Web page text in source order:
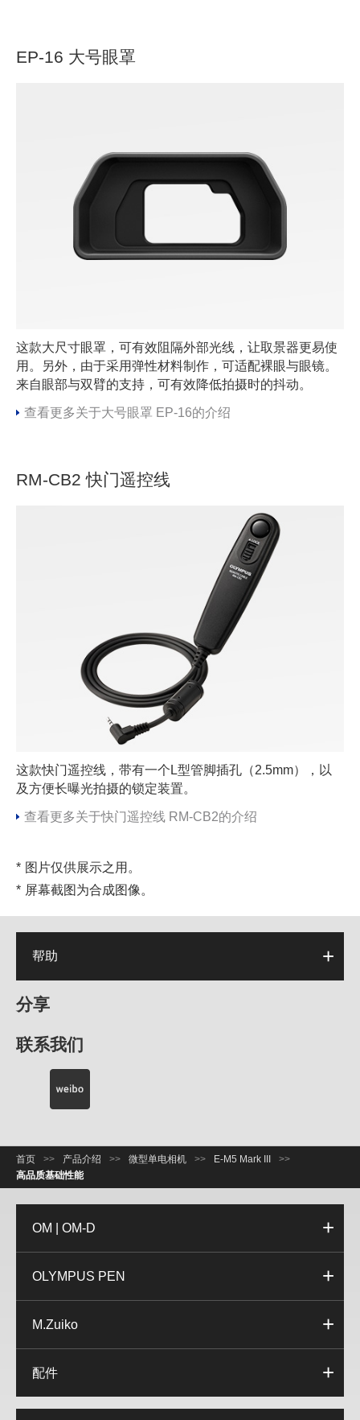
EP-16 大号眼罩
这款大尺寸眼罩，可有效阻隔外部光线，让取景器更易使
用。另外，由于采用弹性材料制作，可适配裸眼与眼镜。
来自眼部与双臂的支持，可有效降低拍摄时的抖动。
查看更多关于大号眼罩 EP-16的介绍
RM-CB2 快门遥控线
这款快门遥控线，带有一个L型管脚插孔（2.5mm），以
及方便长曝光拍摄的锁定装置。
查看更多关于快门遥控线 RM-CB2的介绍
图片仅供展示之用。
屏幕截图为合成图像。
帮助
分享
联系我们
首页 >> 产品介绍 >> 微型单电相机 >> E-M5 Mark III
>>
高品质基础性能
OM | OM-D
OLYMPUS PEN
M.Zuiko
配件